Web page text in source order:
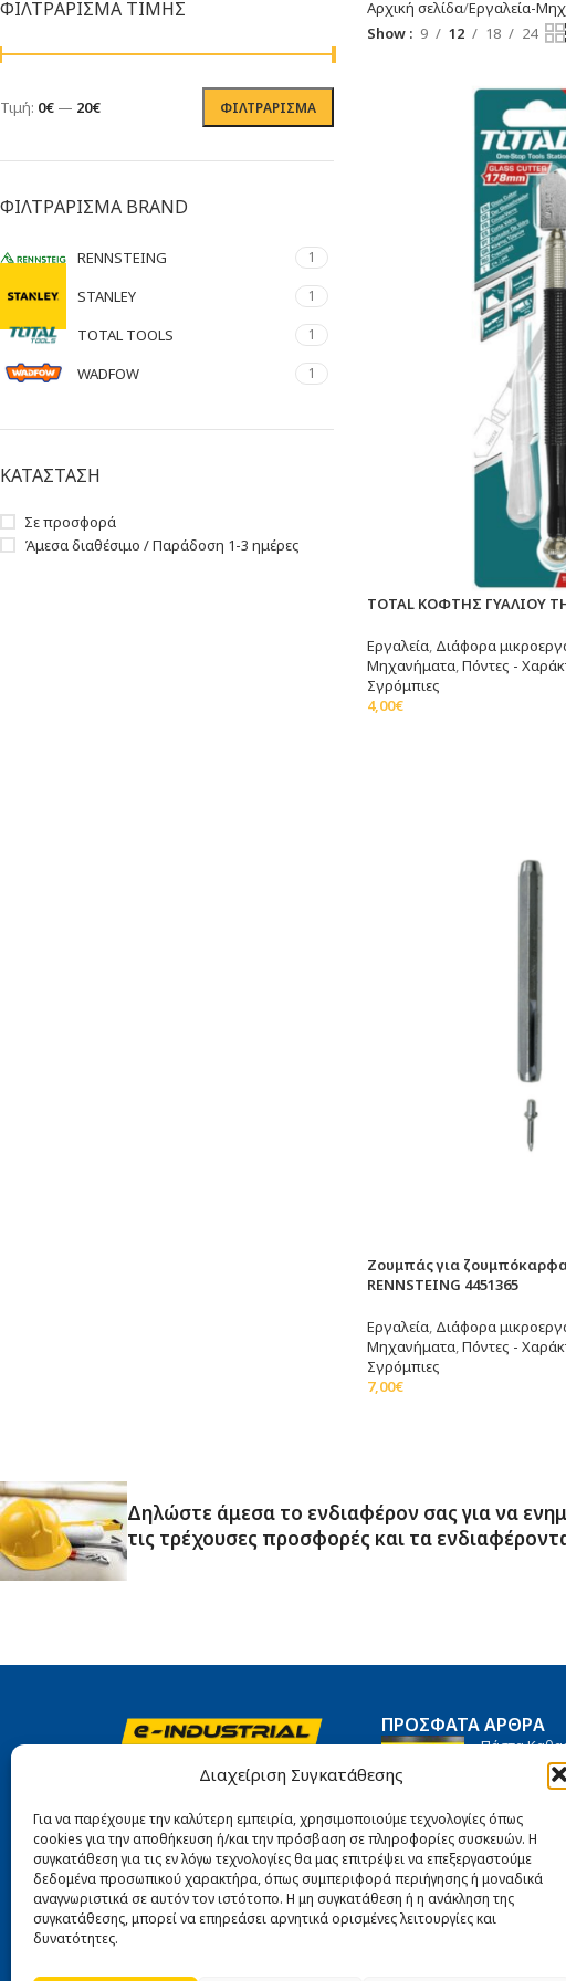
Διαχείριση Συγκατάθεσης
Για να παρέχουμε την καλύτερη εμπειρία, χρησιμοποιούμε τεχνολογίες όπως
cookies για την αποθήκευση ή/και την πρόσβαση σε πληροφορίες συσκευών. Η
συγκατάθεση για τις εν λόγω τεχνολογίες θα μας επιτρέψει να επεξεργαστούμε
δεδομένα προσωπικού χαρακτήρα, όπως συμπεριφορά περιήγησης ή μοναδικά
αναγνωριστικά σε αυτόν τον ιστότοπο. Η μη συγκατάθεση ή η ανάκληση της
συγκατάθεσης, μπορεί να επηρεάσει αρνητικά ορισμένες λειτουργίες και
δυνατότητες.
ΦΙΛΤΡΑΡΙΣΜΑ ΤΙΜΗΣ
ΦΙΛΤΡΆΡΙΣΜΑ
Τιμή: 0€ — 20€
ΦΙΛΤΡΑΡΙΣΜΑ BRAND
RENNSTEING 1
STANLEY 1
TOTAL TOOLS 1
WADFOW 1
ΚΑΤΑΣΤΑΣΗ
Σε προσφορά
Άμεσα διαθέσιμο / Παράδοση 1-3 ημέρες
Αρχική σελίδα Εργαλεία-
Show
9 12 18 24
TOTAL ΚΟΦΤΗΣ ΓΥΑΛΙΟΥ
Εργαλεία, Διάφορα
Μηχανήματα,Πόντες -
Σγρόμπιες
4,00€
Ζουμπάς για
RENNSTEING 4451365
Εργαλεία, Διάφορα
Μηχανήματα,Πόντες -
Σγρόμπιες
7,00€
Δηλώστε άμεσα το ενδιαφέρον σας για να
τις τρέχουσες προσφορές και τα
Αιγάλεω 10, Πειραιάς, 185 45
info@e-industrial.gr
ΠΡΌΣΦΑΤΑ ΆΡΘΡΑ
Πάστα
Titanium
27/08/2021
Πανιά –
27/08/2021